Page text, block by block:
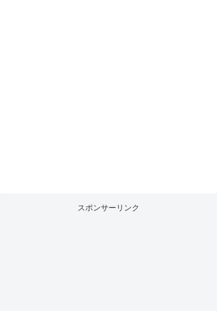
スポンサーリンク